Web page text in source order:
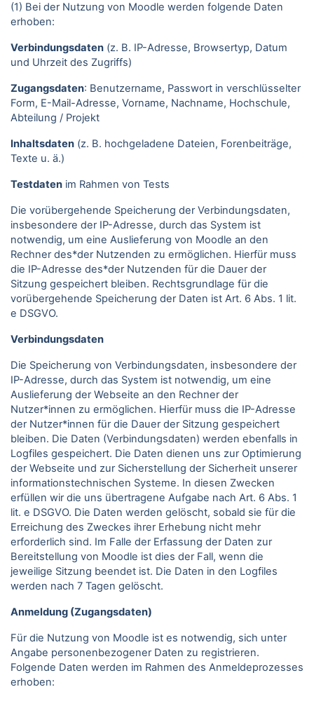
(1) Bei der Nutzung von Moodle werden folgende Daten
erhoben:
Verbindungsdaten (z. B. IP-Adresse, Browsertyp, Datum
und Uhrzeit des Zugriffs)
Zugangsdaten: Benutzername, Passwort in verschlüsselter
Form, E-Mail-Adresse, Vorname, Nachname, Hochschule,
Abteilung / Projekt
Inhaltsdaten (z. B. hochgeladene Dateien, Forenbeiträge,
Texte u. ä.)
Testdaten im Rahmen von Tests
Die vorübergehende Speicherung der Verbindungsdaten,
insbesondere der IP-Adresse, durch das System ist
notwendig, um eine Auslieferung von Moodle an den
Rechner des*der Nutzenden zu ermöglichen. Hierfür muss
die IP-Adresse des*der Nutzenden für die Dauer der
Sitzung gespeichert bleiben. Rechtsgrundlage für die
vorübergehende Speicherung der Daten ist Art. 6 Abs. 1 lit.
e DSGVO.
Verbindungsdaten
Die Speicherung von Verbindungsdaten, insbesondere der
IP-Adresse, durch das System ist notwendig, um eine
Auslieferung der Webseite an den Rechner der
Nutzer*innen zu ermöglichen. Hierfür muss die IP-Adresse
der Nutzer*innen für die Dauer der Sitzung gespeichert
bleiben. Die Daten (Verbindungsdaten) werden ebenfalls in
Logfiles gespeichert. Die Daten dienen uns zur Optimierung
der Webseite und zur Sicherstellung der Sicherheit unserer
informationstechnischen Systeme. In diesen Zwecken
erfüllen wir die uns übertragene Aufgabe nach Art. 6 Abs. 1
lit. e DSGVO. Die Daten werden gelöscht, sobald sie für die
Erreichung des Zweckes ihrer Erhebung nicht mehr
erforderlich sind. Im Falle der Erfassung der Daten zur
Bereitstellung von Moodle ist dies der Fall, wenn die
jeweilige Sitzung beendet ist. Die Daten in den Logfiles
werden nach 7 Tagen gelöscht.
Anmeldung (Zugangsdaten)
Für die Nutzung von Moodle ist es notwendig, sich unter
Angabe personenbezogener Daten zu registrieren.
Folgende Daten werden im Rahmen des Anmeldeprozesses
erhoben: